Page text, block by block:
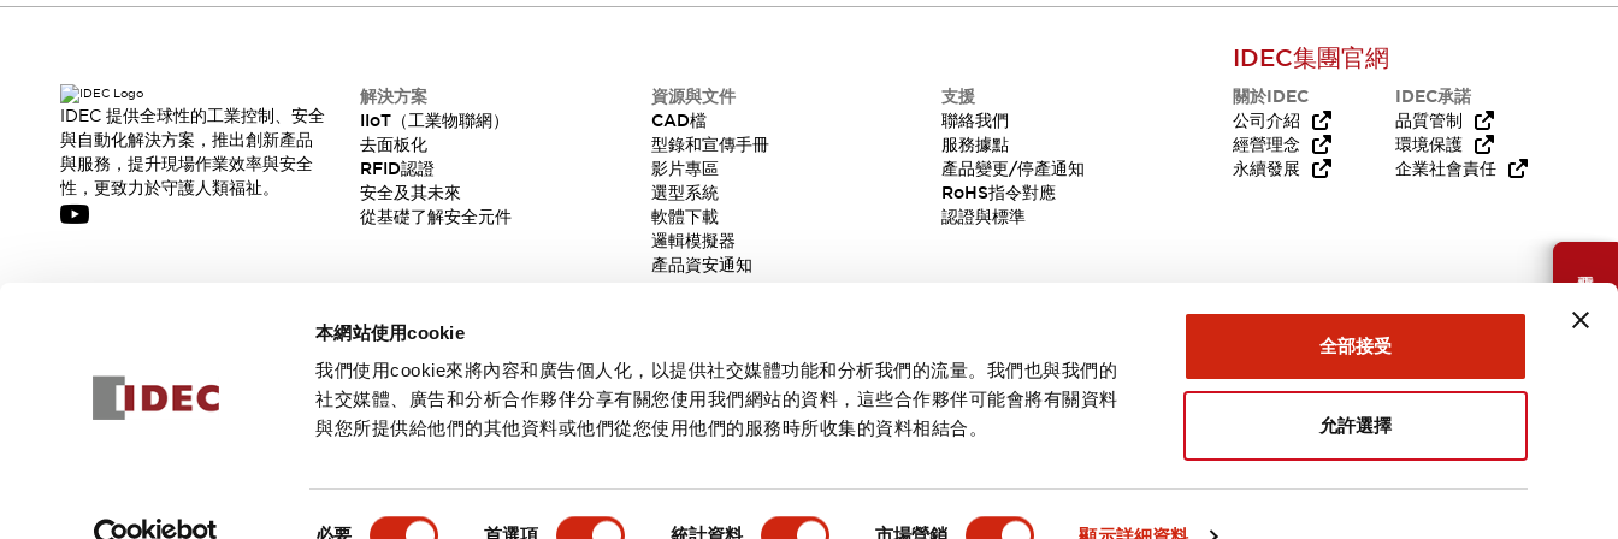
本網站使用cookie
我們使用cookie來將內容和廣告個人化，以提供社交媒體功能和分析我們的流量。我們也與我們的
社交媒體、廣告和分析合作夥伴分享有關您使用我們網站的資料，這些合作夥伴可能會將有關資料
與您所提供給他們的其他資料或他們從您使用他們的服務時所收集的資料相結合。
必要 首選項 統計資料 市場營銷
全部接受
允許選擇
需要幫助嗎？
IDEC 提供全球性的工業控制、安全
與自動化解決方案，推出創新產品
與服務，提升現場作業效率與安全
性，更致力於守護人類福祉。
解決方案
IIoT（工業物聯網）
去面板化
RFID認證
安全及其未來
從基礎了解安全元件
資源與文件
CAD檔
型錄和宣傳手冊
影片專區
選型系統
軟體下載
邏輯模擬器
產品資安通知
支援
聯絡我們
服務據點
產品變更/停產通知
RoHS指令對應
認證與標準
IDEC集團官網
關於IDEC
公司介紹
經營理念
永續發展
IDEC承諾
品質管制
環境保護
企業社會責任
訂閱
隱私權政策使用條款 台灣